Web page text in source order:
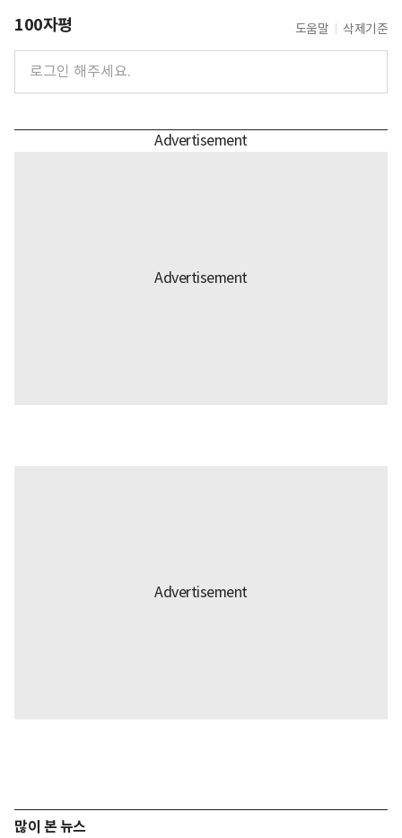
100자평 도움말 삭제기준
많이 본 뉴스